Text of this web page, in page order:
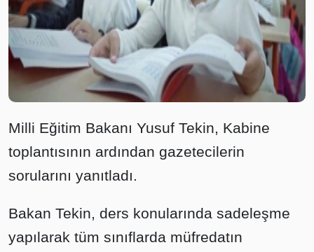
Milli Eğitim Bakanı Yusuf Tekin, Kabine
toplantısının ardından gazetecilerin
sorularını yanıtladı.
Bakan Tekin, ders konularında sadeleşme
yapılarak tüm sınıflarda müfredatın